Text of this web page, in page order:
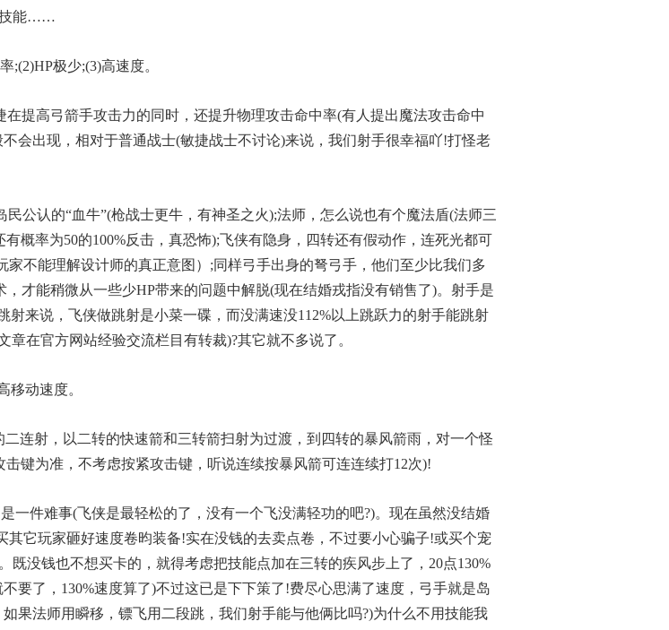
技能……
;(2)HP极少;(3)高速度。
提高弓箭手攻击力的同时，还提升物理攻击命中率(有人提出魔法攻击命中
会出现，相对于普通战士(敏捷战士不讨论)来说，我们射手很幸福吖!打怪老
公认的“血牛”(枪战士更牛，有神圣之火);法师，怎么说也有个魔法盾(法师三
概率为50的100%反击，真恐怖);飞侠有隐身，四转还有假动作，连死光都可
不能理解设计师的真正意图）;同样弓手出身的弩弓手，他们至少比我们多
才能稍微从一些少HP带来的问题中解脱(现在结婚戎指没有销售了)。射手是
射来说，飞侠做跳射是小菜一碟，而没满速没112%以上跳跃力的射手能跳射
章在官方网站经验交流栏目有转裁)?其它就不多说了。
移动速度。
连射，以二转的快速箭和三转箭扫射为过渡，到四转的暴风箭雨，对一个怪
键为准，不考虑按紧攻击键，听说连续按暴风箭可连连续打12次)!
一件难事(飞侠是最轻松的了，没有一个飞没满轻功的吧?)。现在虽然没结婚
它玩家砸好速度卷昀装备!实在没钱的去卖点卷，不过要小心骗子!或买个宠
既没钱也不想买卡的，就得考虑把技能点加在三转的疾风步上了，20点130%
要了，130%速度算了)不过这已是下下策了!费尽心思满了速度，弓手就是岛
果法师用瞬移，镖飞用二段跳，我们射手能与他俩比吗?)为什么不用技能我